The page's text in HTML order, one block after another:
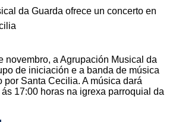
da Guarda ofrece un concerto en
novembro, a Agrupación Musical da
de iniciación e a banda de música
por Santa Cecilia. A música dará
17:00 horas na igrexa parroquial da